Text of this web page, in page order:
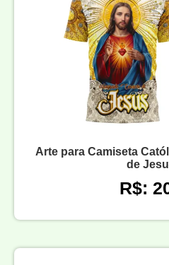
Arte para Camiseta
de
R$: